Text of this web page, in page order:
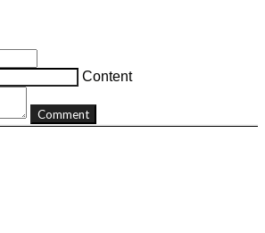
Content
Comment